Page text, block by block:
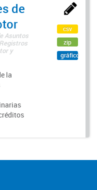
de
Asuntos
y
la
csv
zip
gráfico